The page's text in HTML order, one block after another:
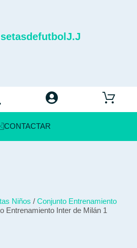
CONTACTAR
Niños / Conjunto Entrenamiento
Entrenamiento Inter de Milán 1